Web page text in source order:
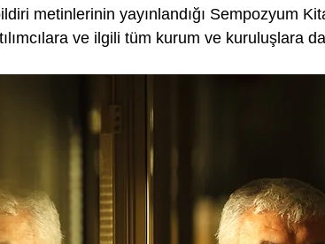
metinlerinin yayınlandığı Sempozyum
ve ilgili tüm kurum ve kuruluşlara